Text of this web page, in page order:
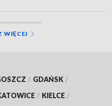
WIĘCEJ
/ GDAŃSK /
/ KIELCE /